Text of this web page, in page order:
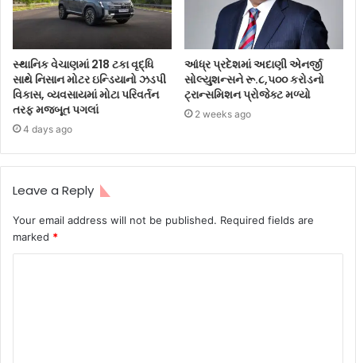
સ્થાનિક વેચાણમાં 218 ટકા વૃદ્ધિ
સાથે નિસાન મોટર ઇન્ડિયાનો ઝડપી
વિકાસ, વ્યવસાયમાં મોટા પરિવર્તન
તરફ મજબૂત પગલાં
4 days ago
આંધ્ર પ્રદેશમાં અદાણી એનર્જી
સોલ્યુશન્સને રૂ.૮,૫૦૦ કરોડનો
ટ્રાન્સમિશન પ્રોજેક્ટ મળ્યો
2 weeks ago
Leave a Reply
Your email address will not be published. Required fields are
marked *